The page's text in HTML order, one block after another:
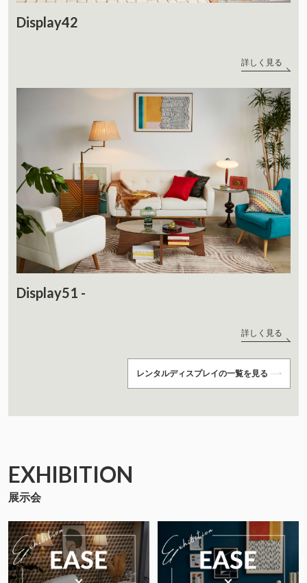
Display42
詳しく見る
Display51 -
詳しく見る
レンタルディスプレイの一覧を見る
EXHIBITION
展示会